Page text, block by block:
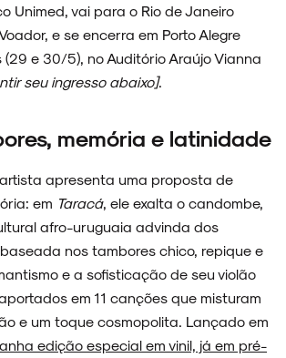
Unimed, vai para o Rio de Janeiro
e se encerra em Porto Alegre
e 30/5), no Auditório Araújo Vianna
seu ingresso abaixo].
memória e latinidade
apresenta uma proposta de
em Taracá, ele exalta o candombe,
afro-uruguaia advinda dos
nos tambores chico, repique e
e a sofisticação de seu violão
em 11 canções que misturam
e um toque cosmopolita. Lançado em
edição especial em vinil, já em pré-